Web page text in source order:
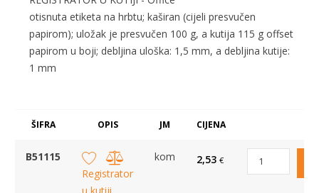
otisnuta etiketa na hrbtu; kaširan (cijeli presvučen
papirom); uložak je presvučen 100 g, a kutija 115 g offset
papirom u boji; debljina uloška: 1,5 mm, a debljina kutije:
1 mm
ŠIFRA OPIS JM CIJENA
B51115
Registrator
kom 2,53 €